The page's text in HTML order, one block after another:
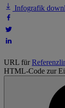
Infografik
URL für
HTML-Code zur